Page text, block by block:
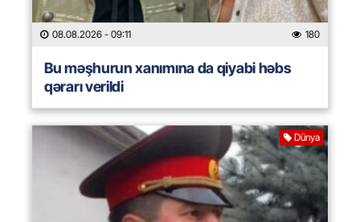
08.08.2026 - 09:11 180
Bu məşhurun xanımına da qiyabi həbs
qərarı verildi
Dünya